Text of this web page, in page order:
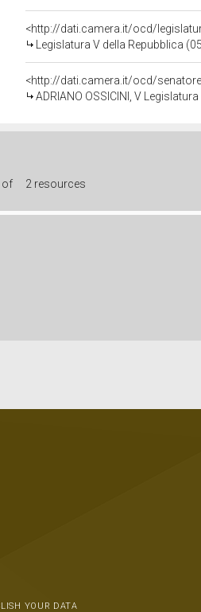
<http://dati.camera.it/ocd/
Legislatura V della Repubblica
<http://dati.camera.it/ocd/
ADRIANO OSSICINI, V
of 2 resources
YOUR DATA